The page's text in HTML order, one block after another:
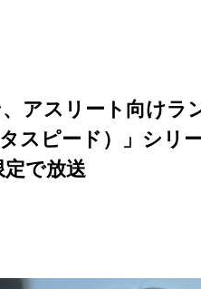
アスリート向けラ
スピード）」シリ
定で放送